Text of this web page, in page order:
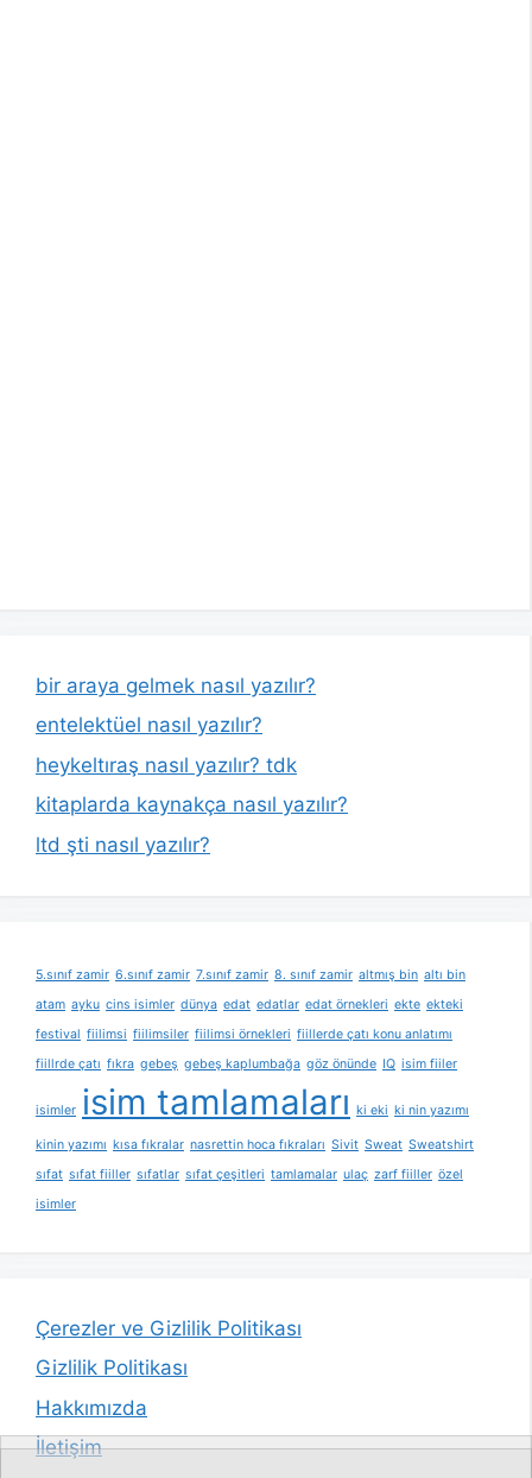
bir araya gelmek nasıl yazılır?
entelektüel nasıl yazılır?
heykeltıraş nasıl yazılır? tdk
kitaplarda kaynakça nasıl yazılır?
ltd şti nasıl yazılır?
5.sınıf zamir 6.sınıf zamir 7.sınıf zamir 8. sınıf zamir altmış bin altı bin
atam ayku cins isimler dünya edat edatlar edat örnekleri ekte ekteki
festival fiilimsi fiilimsiler fiilimsi örnekleri fiillerde çatı konu anlatımı
fiillrde çatı fıkra gebeş gebeş kaplumbağa göz önünde IQ isim fiiler
isimler isim tamlamaları ki eki ki nin yazımı
kinin yazımı kısa fıkralar nasrettin hoca fıkraları Sivit Sweat Sweatshirt
sıfat sıfat fiiller sıfatlar sıfat çeşitleri tamlamalar ulaç zarf fiiller özel
isimler
Çerezler ve Gizlilik Politikası
Gizlilik Politikası
Hakkımızda
İletişim